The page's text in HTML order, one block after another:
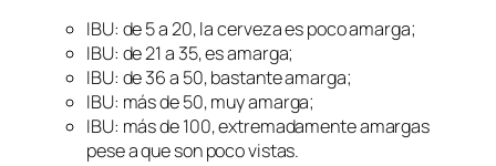
IBU: de 5 a 20, la cerveza es poco amarga;
IBU: de 21 a 35, es amarga;
IBU: de 36 a 50, bastante amarga;
IBU: más de 50, muy amarga;
IBU: más de 100, extremadamente amargas
pese a que son poco vistas.